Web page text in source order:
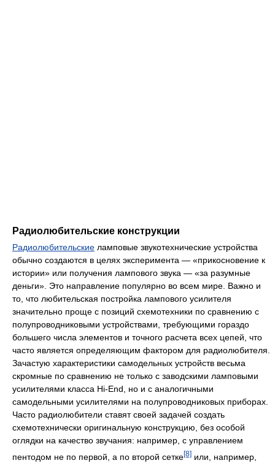
Радиолюбительские конструкции
Радиолюбительские ламповые звукотехнические устройства
обычно создаются в целях эксперимента — «прикосновение к
истории» или получения лампового звука — «за разумные
деньги». Это направление популярно во всем мире. Важно и
то, что любительская постройка лампового усилителя
значительно проще с позиций схемотехники по сравнению с
полупроводниковыми устройствами, требующими гораздо
большего числа элементов и точного расчета всех цепей, что
часто является определяющим фактором для радиолюбителя.
Зачастую характеристики самодельных устройств весьма
скромные по сравнению не только с заводскими ламповыми
усилителями класса Hi-End, но и с аналогичными
самодельными усилителями на полупроводниковых приборах.
Часто радиолюбители ставят своей задачей создать
схемотехнически оригинальную конструкцию, без особой
оглядки на качество звучания: например, с управлением
пентодом не по первой, а по второй сетке[8] или, например,